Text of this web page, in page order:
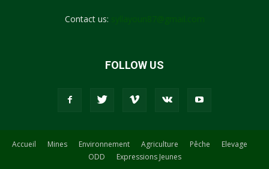
Contact us:
FOLLOW US
Accueil Mines Environnement Agriculture Pêche
Elevage
ODD
Expressions Jeunes